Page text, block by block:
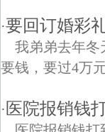
·要回订婚彩
我弟弟去年冬
要钱，要过4万
· 医院报销钱